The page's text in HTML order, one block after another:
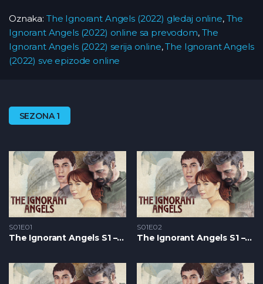
Oznaka: The Ignorant Angels (2022) gledaj online, The
Ignorant Angels (2022) online sa prevodom, The
Ignorant Angels (2022) serija online,The Ignorant Angels
(2022) sve epizode online
SEZONA 1
S01E01
The Ignorant Angels S1 – Epizoda 01
S01E02
The Ignorant Angels S1 – Epizoda 02